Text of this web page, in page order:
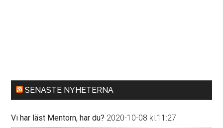
SENASTE NYHETERNA
Vi har läst Mentorn, har du? 2020-10-08 kl.11:27